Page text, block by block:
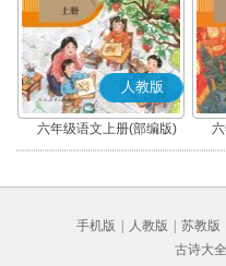
人教版
六年级语文上册(部编版)
手机版 人教版 苏教版
古诗大全